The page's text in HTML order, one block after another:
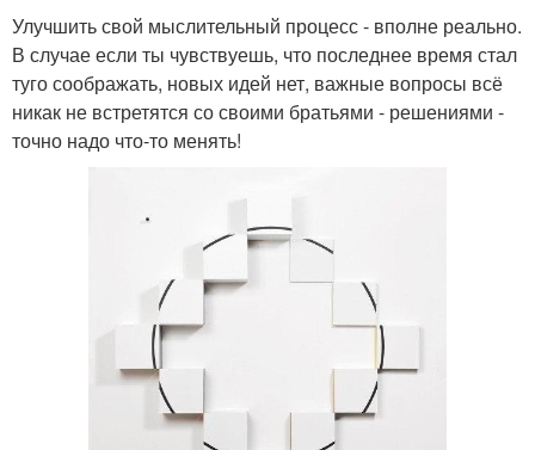
Улучшить свой мыслительный процесс - вполне реально.
В случае если ты чувствуешь, что последнее время стал
туго соображать, новых идей нет, важные вопросы всё
никак не встретятся со своими братьями - решениями -
точно надо что-то менять!